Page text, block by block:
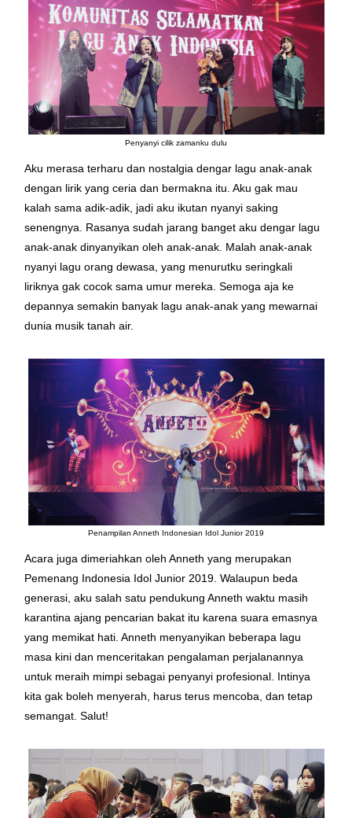
Penyanyi cilik zamanku dulu
Aku merasa terharu dan nostalgia dengar lagu anak-anak
dengan lirik yang ceria dan bermakna itu. Aku gak mau
kalah sama adik-adik, jadi aku ikutan nyanyi saking
senengnya. Rasanya sudah jarang banget aku dengar lagu
anak-anak dinyanyikan oleh anak-anak. Malah anak-anak
nyanyi lagu orang dewasa, yang menurutku seringkali
liriknya gak cocok sama umur mereka. Semoga aja ke
depannya semakin banyak lagu anak-anak yang mewarnai
dunia musik tanah air.
Penampilan Anneth Indonesian Idol Junior 2019
Acara juga dimeriahkan oleh Anneth yang merupakan
Pemenang Indonesia Idol Junior 2019. Walaupun beda
generasi, aku salah satu pendukung Anneth waktu masih
karantina ajang pencarian bakat itu karena suara emasnya
yang memikat hati. Anneth menyanyikan beberapa lagu
masa kini dan menceritakan pengalaman perjalanannya
untuk meraih mimpi sebagai penyanyi profesional. Intinya
kita gak boleh menyerah, harus terus mencoba, dan tetap
semangat. Salut!